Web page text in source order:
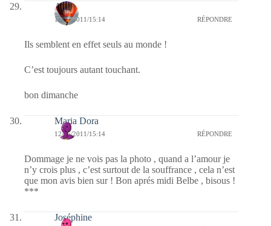
Ava
12/06/2011/15:14 RÉPONDRE
Ils semblent en effet seuls au monde !
C’est toujours autant touchant.
bon dimanche
Maria Dora
12/06/2011/15:14 RÉPONDRE
Dommage je ne vois pas la photo , quand a l’amour je
n’y crois plus , c’est surtout de la souffrance , cela n’est
que mon avis bien sur ! Bon aprés midi Belbe , bisous !
***
Joséphine